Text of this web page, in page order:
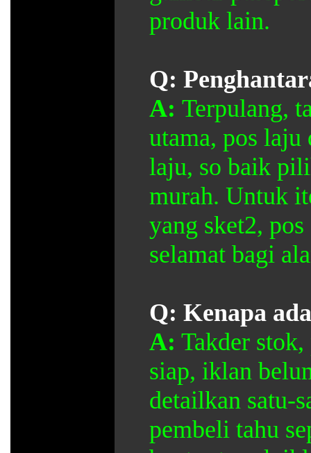
produk lain.
Q:
A: Terpulang,
utama, pos laju
laju, so baik
murah. Untuk
yang sket2,
selamat bagi
Q: Kenapa
A: Takder
siap, iklan
detailkan satu-
pembeli tahu